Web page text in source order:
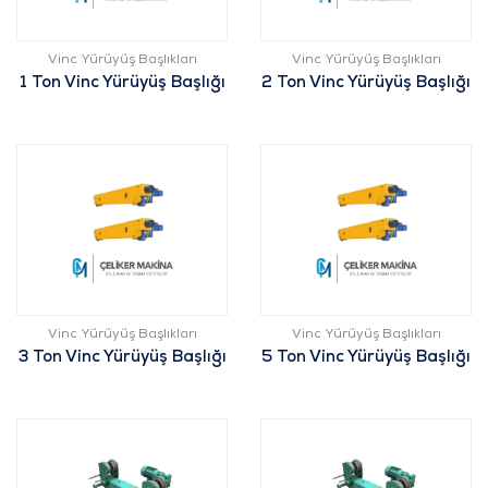
Vinc Yürüyüş Başlıkları
1 Ton Vinc Yürüyüş Başlığı
Vinc Yürüyüş Başlıkları
2 Ton Vinc Yürüyüş Başlığı
Vinc Yürüyüş Başlıkları
3 Ton Vinc Yürüyüş Başlığı
Vinc Yürüyüş Başlıkları
5 Ton Vinc Yürüyüş Başlığı